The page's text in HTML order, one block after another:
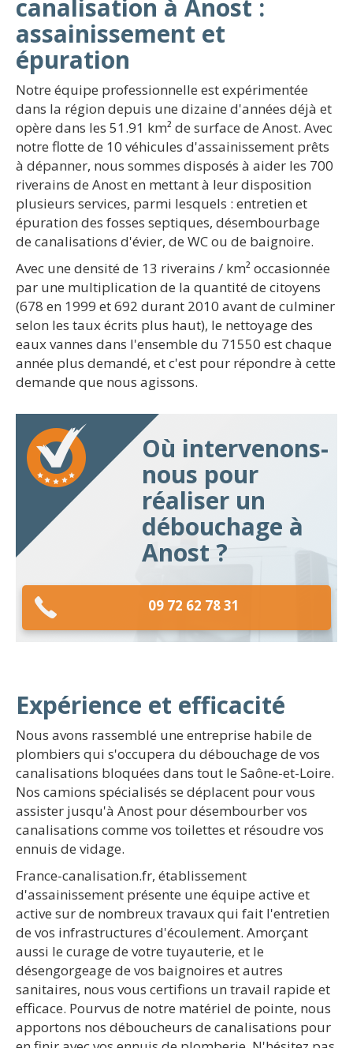
canalisation à Anost :
assainissement et
épuration
Notre équipe professionnelle est expérimentée
dans la région depuis une dizaine d'années déjà et
opère dans les 51.91 km² de surface de Anost. Avec
notre flotte de 10 véhicules d'assainissement prêts
à dépanner, nous sommes disposés à aider les 700
riverains de Anost en mettant à leur disposition
plusieurs services, parmi lesquels : entretien et
épuration des fosses septiques, désembourbage
de canalisations d'évier, de WC ou de baignoire.
Avec une densité de 13 riverains / km² occasionnée
par une multiplication de la quantité de citoyens
(678 en 1999 et 692 durant 2010 avant de culminer
selon les taux écrits plus haut), le nettoyage des
eaux vannes dans l'ensemble du 71550 est chaque
année plus demandé, et c'est pour répondre à cette
demande que nous agissons.
Où intervenons-
nous pour
réaliser un
débouchage à
Anost ?
09 72 62 78 31
Expérience et efficacité
Nous avons rassemblé une entreprise habile de
plombiers qui s'occupera du débouchage de vos
canalisations bloquées dans tout le Saône-et-Loire.
Nos camions spécialisés se déplacent pour vous
assister jusqu'à Anost pour désembourber vos
canalisations comme vos toilettes et résoudre vos
ennuis de vidage.
France-canalisation.fr, établissement
d'assainissement présente une équipe active et
active sur de nombreux travaux qui fait l'entretien
de vos infrastructures d'écoulement. Amorçant
aussi le curage de votre tuyauterie, et le
désengorgeage de vos baignoires et autres
sanitaires, nous vous certifions un travail rapide et
efficace. Pourvus de notre matériel de pointe, nous
apportons nos déboucheurs de canalisations pour